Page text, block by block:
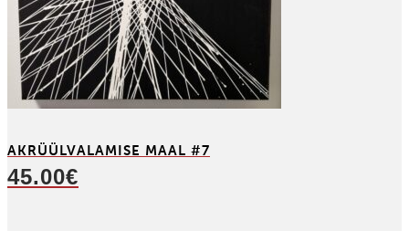
AKRÜÜL­VALAMISE MAAL #7
45.00€